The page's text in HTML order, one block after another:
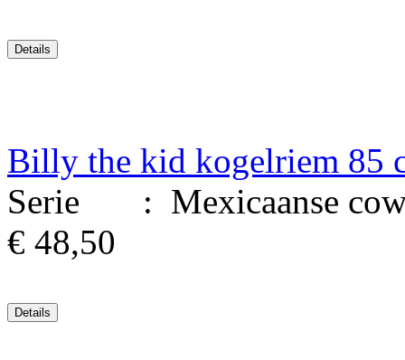
Billy the kid kogelriem 85
Serie : Mexicaanse
€ 48,50